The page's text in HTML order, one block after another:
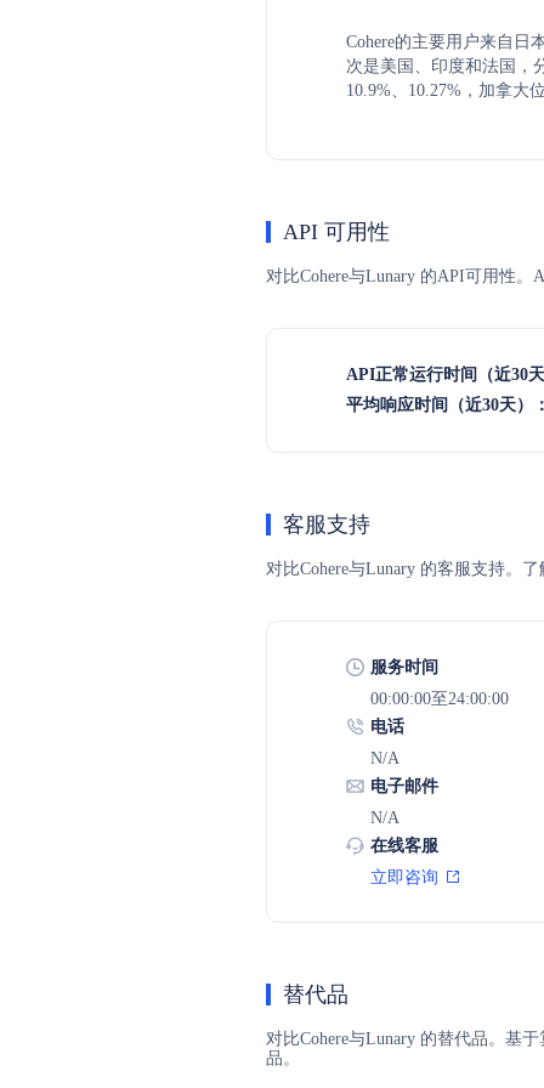
Cohere的主要用户来自日
次是美国、印度和法国，
10.9%、10.27%，加拿大
API 可用性
对比Cohere与Lunary 的API可用性
API正常运行时间（近30
平均响应时间（近30天）
客服支持
对比Cohere与Lunary 的客服支持。
服务时间
00:00:00至24:00:00
电话
N/A
电子邮件
N/A
在线客服
立即咨询
替代品
对比Cohere与Lunary 的替代品。基
品。